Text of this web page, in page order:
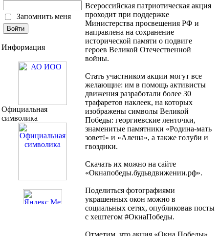
Запомнить меня
Информация
Официальная
символика
Всероссийская патриотическая акция
проходит при поддержке
Министерства просвещения РФ и
направлена на сохранение
исторической памяти о подвиге
героев Великой Отечественной
войны.
Стать участником акции могут все
желающие: им в помощь активисты
движения разработали более 30
трафаретов наклеек, на которых
изображены символы Великой
Победы: георгиевские ленточки,
знаменитые памятники «Родина-мать
зовет!» и «Алеша», а также голуби и
гвоздики.
Скачать их можно на сайте
«Окнапобеды.будьвдвижении.рф».
Поделиться фотографиями
украшенных окон можно в
социальных сетях, опубликовав посты
с хештегом #ОкнаПобеды.